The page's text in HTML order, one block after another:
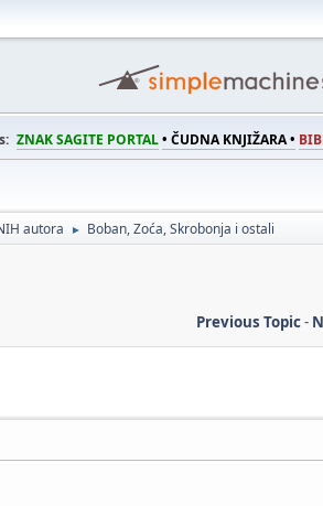
ZNAK SAGITE PORTAL• ČUDNA KNJIŽARA •
autora ► Boban, Zoća, Skrobonja i ostali
Previous Topic-